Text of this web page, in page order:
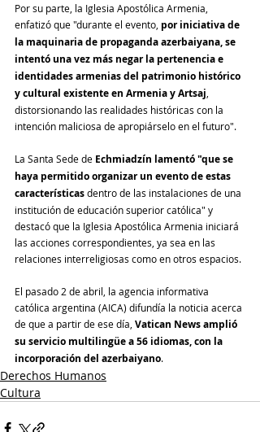
Por su parte, la Iglesia Apostólica Armenia,
enfatizó que "durante el evento, por iniciativa de
la maquinaria de propaganda azerbaiyana, se
intentó una vez más negar la pertenencia e
identidades armenias del patrimonio histórico
y cultural existente en Armenia y Artsaj
distorsionando las realidades históricas con la
intención maliciosa de apropiárselo en el futuro".
La Santa Sede de Echmiadzín lamentó "que se
haya permitido organizar un evento de estas
características dentro de las instalaciones de una
institución de educación superior católica" y
destacó que la Iglesia Apostólica Armenia iniciará
las acciones correspondientes, ya sea en las
relaciones interreligiosas como en otros espacios.
El pasado 2 de abril, la agencia informativa
católica argentina (AICA) difundía la noticia acerca
de que a partir de ese día, Vatican News amplió
su servicio multilingüe a 56 idiomas, con la
incorporación del azerbaiyano.
Derechos Humanos
Cultura